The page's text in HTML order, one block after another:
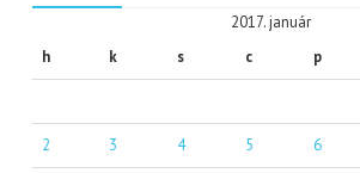
2017. január
h
k s c p
2 3 4 5 6